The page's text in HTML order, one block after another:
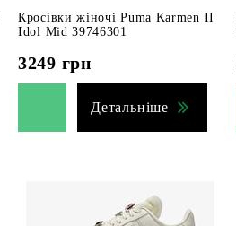
Кросівки жіночі Puma Karmen II
Idol Mid 39746301
3249 грн
Детальніше